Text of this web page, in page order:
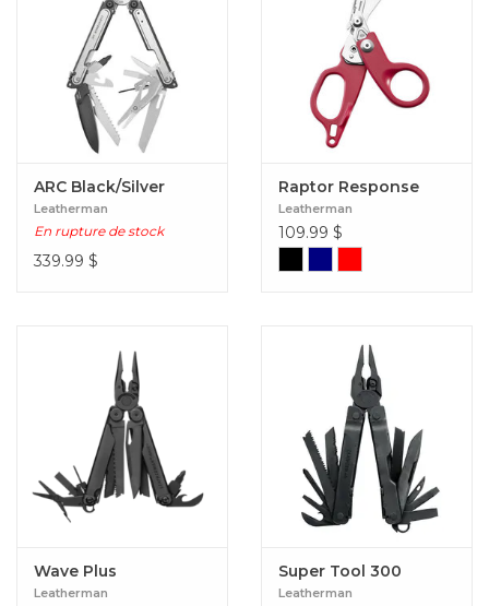
ARC Black/Silver
Leatherman
En rupture de stock
339.99 $
Raptor Response
Leatherman
109.99 $
Wave Plus
Leatherman
Super Tool 300
Leatherman